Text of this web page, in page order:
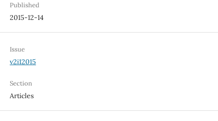
Published
2015-12-14
Issue
v2i12015
Section
Articles